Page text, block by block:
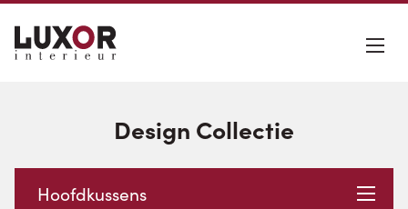
Design Collectie
Hoofdkussens